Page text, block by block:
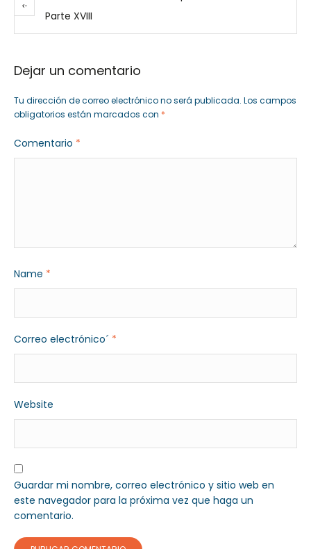
Parte XVIII
Dejar un comentario
Tu dirección de correo electrónico no será publicada. Los campos
obligatorios están marcados con *
Comentario *
Name *
Correo electrónico´ *
Website
Guardar mi nombre, correo electrónico y sitio web en
este navegador para la próxima vez que haga un
comentario.